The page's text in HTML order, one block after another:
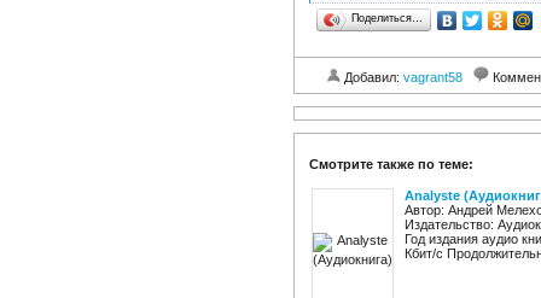
Поделиться…
Добавил: vagrant58
Смотрите также по теме:
Analyste
Автор: Андрей
Издательство:
Год издания аудио
Кбит/с